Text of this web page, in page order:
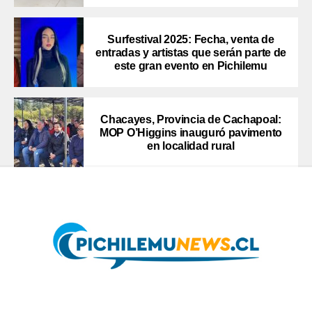
Surfestival 2025: Fecha, venta de
entradas y artistas que serán parte de
este gran evento en Pichilemu
Chacayes, Provincia de Cachapoal:
MOP O’Higgins inauguró pavimento
en localidad rural